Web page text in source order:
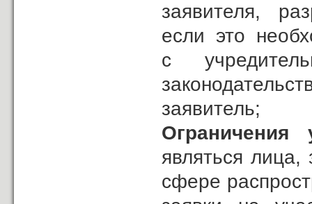
заявителя,
если это
с
заявитель;
Ограничения
являться
сфере